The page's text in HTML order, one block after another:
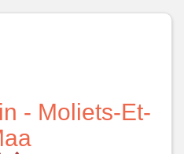
- Moliets-Et-